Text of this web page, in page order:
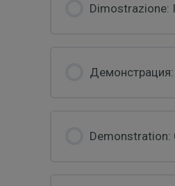
Dimostrazione:
Demonstration: